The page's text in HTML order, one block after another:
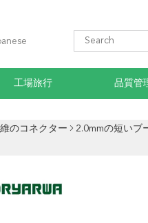
工場旅行 品質管
のコネクター
2.0mmの短いブ